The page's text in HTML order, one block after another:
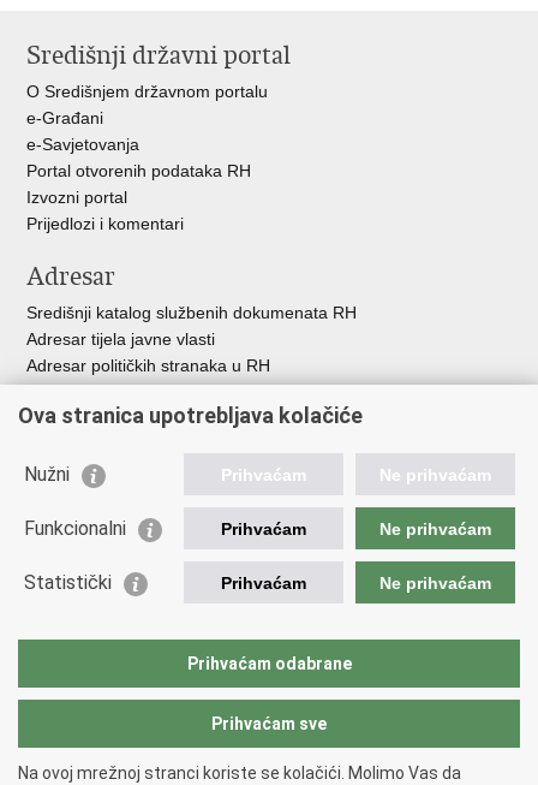
Središnji državni portal
O Središnjem državnom portalu
e-Građani
e-Savjetovanja
Portal otvorenih podataka RH
Izvozni portal
Prijedlozi i komentari
Adresar
Središnji katalog službenih dokumenata RH
Adresar tijela javne vlasti
Adresar političkih stranaka u RH
Besplatni telefoni javne uprave
Važne poveznice
Vlada Republike Hrvatske
Europska komisija
Taxation and Customs Union
Ova stranica upotrebljava kolačiće
Nužni Prihvaćam Ne prihvaćam
Funkcionalni Prihvaćam Ne prihvaćam
Statistički Prihvaćam Ne prihvaćam
Prihvaćam odabrane
Prihvaćam sve
Na ovoj mrežnoj stranci koriste se kolačići. Molimo Vas da